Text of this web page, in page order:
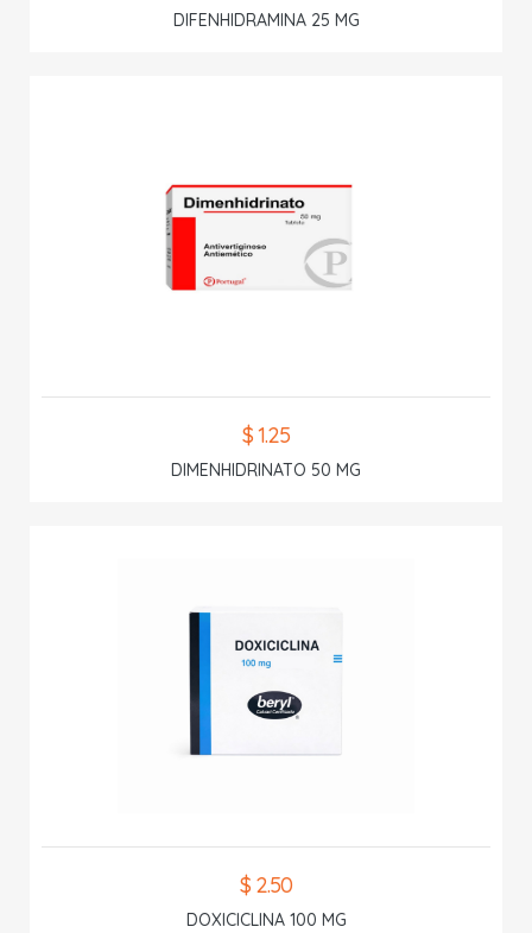
DIFENHIDRAMINA 25 MG
$ 1.25
DIMENHIDRINATO 50 MG
$ 2.50
DOXICICLINA 100 MG